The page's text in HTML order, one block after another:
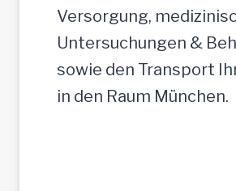
Versorgung,
Untersuchungen &
sowie den Transport
in den Raum München.